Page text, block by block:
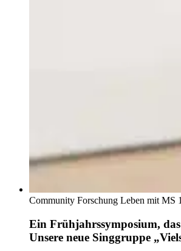
Community Forschung Leben mit MS
Ein Frühjahrssymposium,
Unsere neue Singgruppe